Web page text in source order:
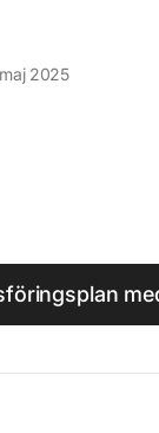
2025